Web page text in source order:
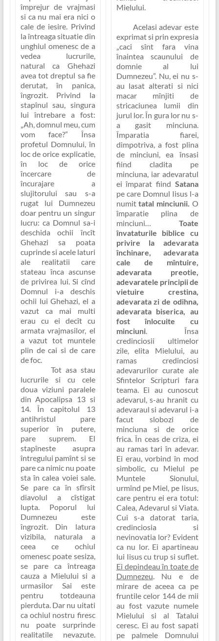
împrejur de vrajmasi
si ca nu mai era nici o
cale de iesire. Privind
la întreaga situatie din
unghiul omenesc de a
vedea lucrurile,
natural ca Ghehazi
avea tot dreptul sa fie
derutat, în panica,
îngrozit. Privind la
stapînul sau, singura
lui întrebare a fost:
„Ah, domnul meu, cum
vom face?” Însa
profetul Domnului, în
loc de orice explicatie,
în loc de orice
încercare de
încurajare a
slujitorului sau s-a
rugat lui Dumnezeu
doar pentru un singur
lucru: ca Domnul sa-i
deschida ochii încît
Ghehazi sa poata
cuprinde si acele laturi
ale realitatii care
stateau înca ascunse
de privirea lui. Si cînd
Domnul i-a deschis
ochii lui Ghehazi, el a
vazut ca mai multi
erau cu ei decît cu
armata vrajmasilor, el
a vazut tot muntele
plin de cai si de care
de foc.
Tot asa stau
lucrurile si cu cele
doua viziuni paralele
din Apocalipsa 13 si
14. În capitolul 13
antihristul pare
superior în putere,
pare suprem. El
stapîneste asupra
întregului pamînt si se
pare ca nimic nu poate
sta în calea voiei sale.
Se pare ca în sfîrsit
diavolul a cîstigat
lupta. Poporul lui
Dumnezeu este
îngrozit. Din latura
vizibila, naturala a
ceea ce ochiul
omenesc poate sesiza,
se pare ca întreaga
cauza a Mielului si a
urmasilor Sai este
pentru totdeauna
pierduta. Dar nu uitati
caochiul nostru firesc
nu poate surprinde
realitatile nevazute.
Mielului.
Acelasi adevar este
exprimat si prin expresia
„caci sînt fara vina
înaintea scaunului de
domnie al lui
Dumnezeu”. Nu, ei nu s-
au lasat alterati si nici
macar mînjiti de
stricaciunea lumii din
jurul lor. În gura lor nu s-
a gasit minciuna.
Împaratia fiarei,
dimpotriva, a fost plina
de minciuni, ea însasi
fiind cladita pe
minciuna, iar adevaratul
ei împarat fiind Satana
pe care Domnul Iisus l-a
numittatal minciunii. O
împaratie plina de
minciuni… Toate
învataturile biblice cu
privire la adevarata
închinare, adevarata
cale de mîntuire,
adevarata preotie,
adevaratele principii de
vietuire crestina,
adevarata zi de odihna,
adevarata biserica, au
fost înlocuite cu
minciuni. Însa
credinciosii ultimelor
zile, elita Mielului, au
ramas credinciosi
adevarurilor curate ale
Sfintelor Scripturi fara
teama. Ei au cunoscut
adevarul, s-au hranit cu
adevaraul si adevarul i-a
facut slobozi de
minciuna si de orice
frica. În ceas de criza, ei
au ramas tari în adevar.
Ei erau, vorbind în mod
simbolic, cu Mielul pe
Muntele Sionului,
urmînd pe Miel, pe Iisus,
care pentru ei era totul:
Calea, Adevarul si Viata.
Cui s-a datorat taria,
credinciosia si
nevinovatia lor? Evident
ca nu lor. Ei apartineau
lui Iisus cu trup si suflet.
Ei depindeau în toate de
Dumnezeu. Nu e de
mirare de aceea ca pe
fruntile celor 144 de mii
au fost vazute numele
Mielului si al Tatalui
ceresc. Ei au fost sapati
pe palmele Domnului